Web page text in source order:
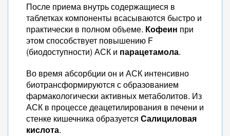
После приема внутрь содержащиеся в
таблетках компоненты всасываются быстро и
практически в полном объеме. Кофеин при
этом способствует повышению F
(биодоступности) АСК и парацетамола.
Во время абсорбции он и АСК интенсивно
биотрансформируются с образованием
фармакологически активных метаболитов. Из
АСК в процессе деацетилирования в печени и
стенке кишечника образуется Салициловая
кислота.